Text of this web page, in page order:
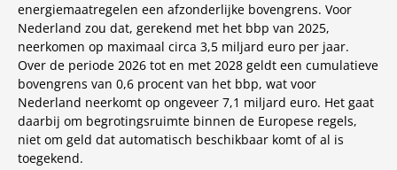
energiemaatregelen een afzonderlijke bovengrens. Voor
Nederland zou dat, gerekend met het bbp van 2025,
neerkomen op maximaal circa 3,5 miljard euro per jaar.
Over de periode 2026 tot en met 2028 geldt een cumulatieve
bovengrens van 0,6 procent van het bbp, wat voor
Nederland neerkomt op ongeveer 7,1 miljard euro. Het gaat
daarbij om begrotingsruimte binnen de Europese regels,
niet om geld dat automatisch beschikbaar komt of al is
toegekend.